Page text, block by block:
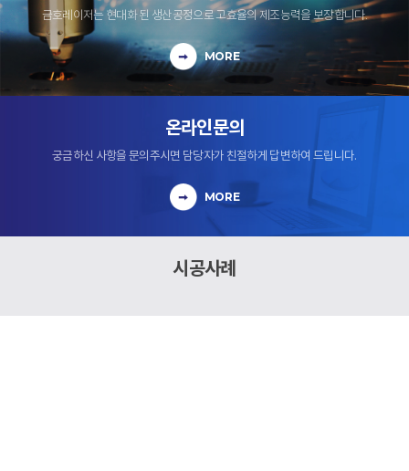
금호레이저는 현대화 된 생산공정으로 고효율의 제조능력을 보장합니다.
MORE
온라인문의
궁금하신 사항을 문의주시면 담당자가 친절하게 답변하여 드립니다.
MORE
시공사례